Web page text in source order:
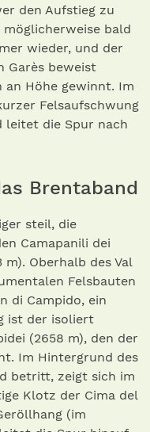
den Aufstieg zu
bald
wieder, und der
Garès beweist
Höhe gewinnt. Im
Felsaufschwung
leitet die Spur nach
Brentaband
steil, die
Camapanili dei
Oberhalb des Val
Felsbauten
di Campido, ein
ist der isoliert
(2658 m), den der
Im Hintergrund des
betritt, zeigt sich im
Klotz der Cima del
(im